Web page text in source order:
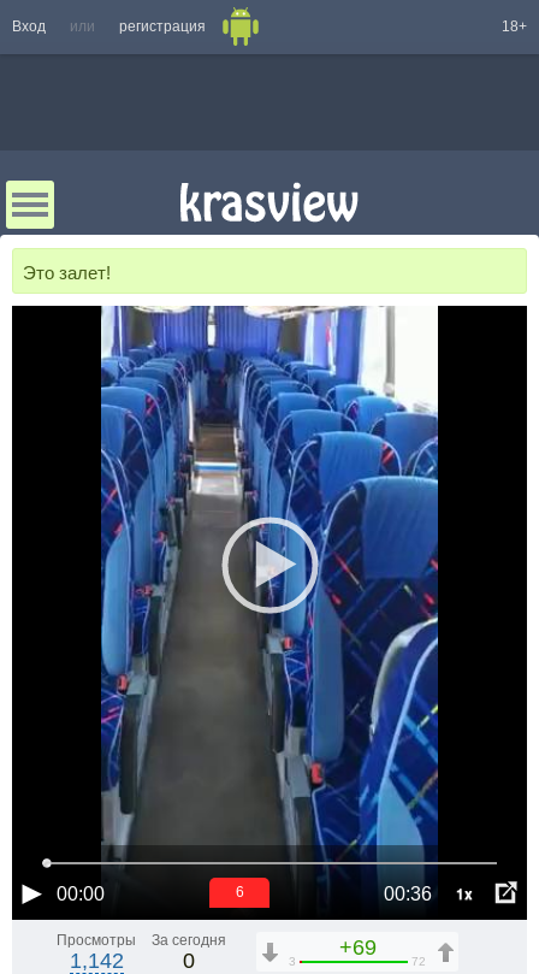
Вход или регистрация 18+
Это залет!
00:00 00:36 1x
6
Просмотры
1,142
За сегодня
0
+69
3 72